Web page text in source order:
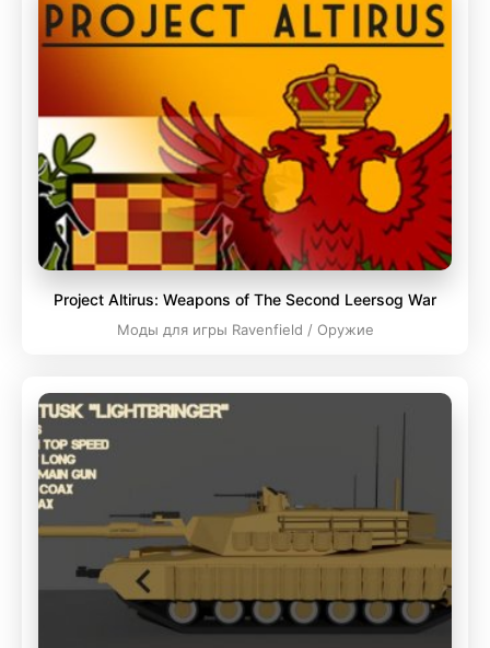
Project Altirus: Weapons of The Second Leersog War
Моды для игры Ravenfield / Оружие